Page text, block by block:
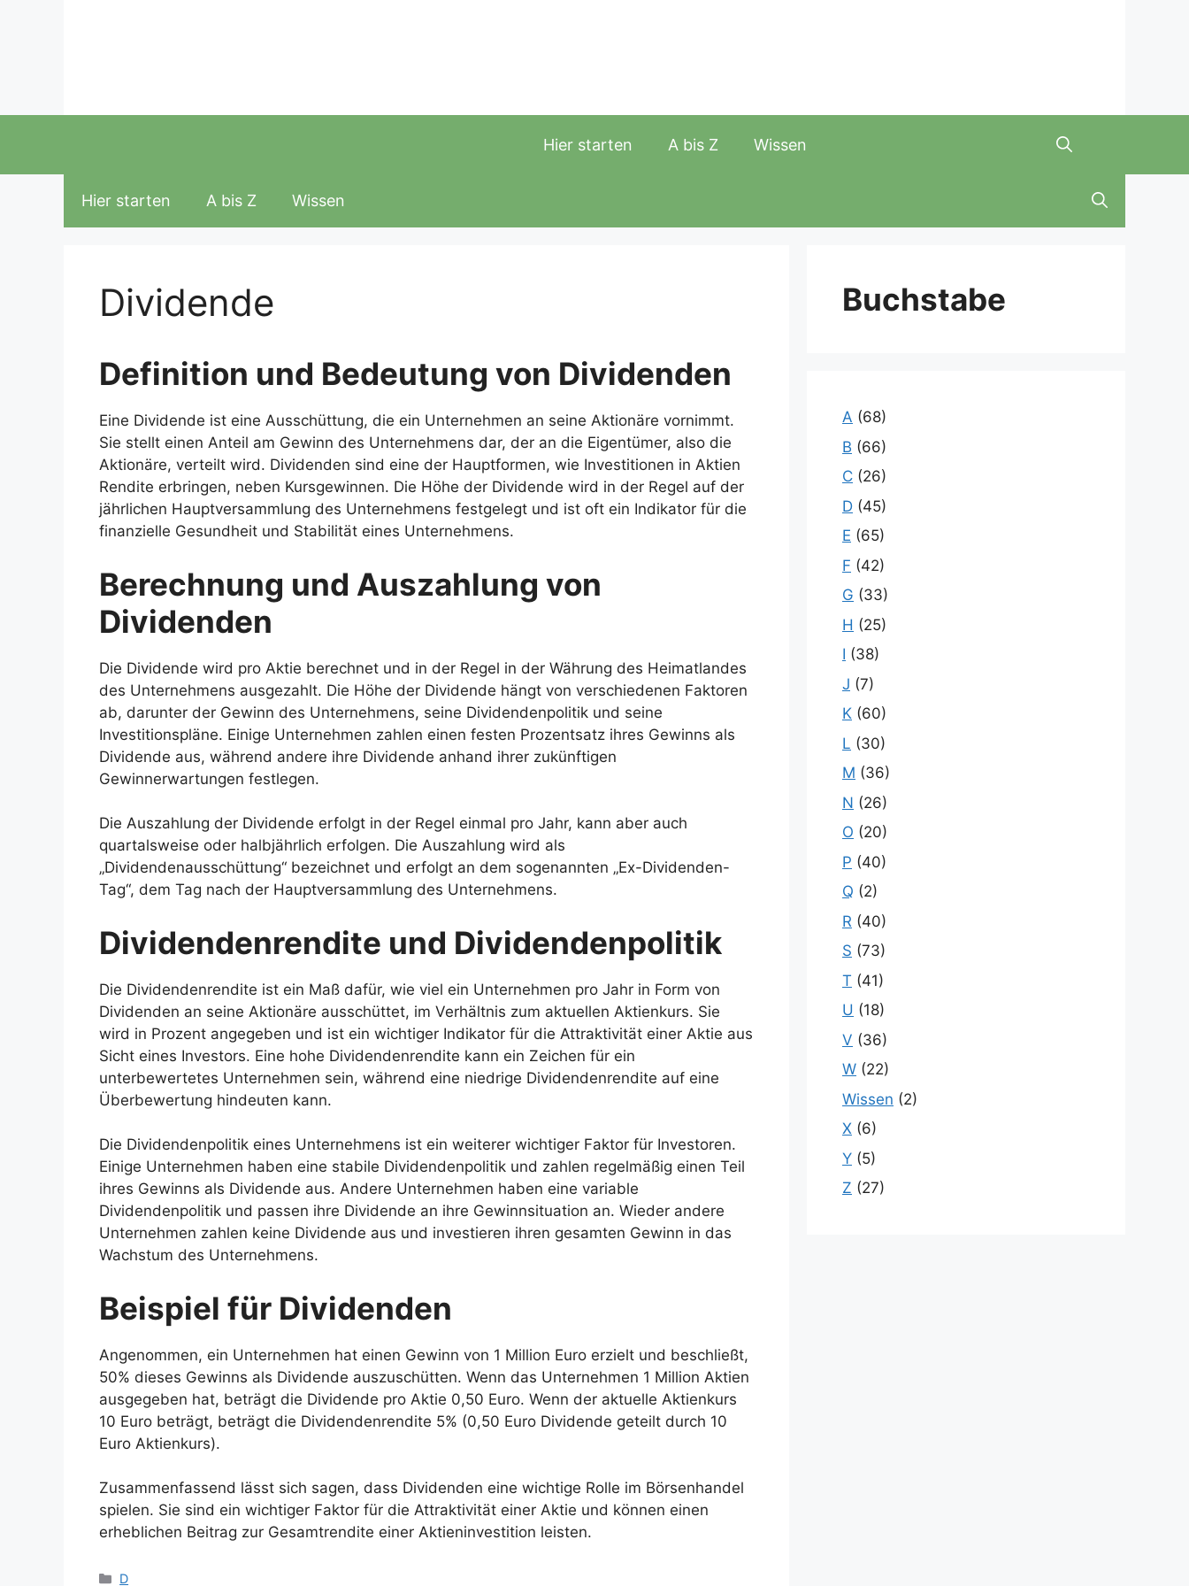
Hier starten A bis Z Wissen
Hier starten A bis Z Wissen
Dividende
Definition und Bedeutung von Dividenden
Eine Dividende ist eine Ausschüttung, die ein Unternehmen an seine Aktionäre vornimmt.
Sie stellt einen Anteil am Gewinn des Unternehmens dar, der an die Eigentümer, also die
Aktionäre, verteilt wird. Dividenden sind eine der Hauptformen, wie Investitionen in Aktien
Rendite erbringen, neben Kursgewinnen. Die Höhe der Dividende wird in der Regel auf der
jährlichen Hauptversammlung des Unternehmens festgelegt und ist oft ein Indikator für die
finanzielle Gesundheit und Stabilität eines Unternehmens.
Berechnung und Auszahlung von
Dividenden
Die Dividende wird pro Aktie berechnet und in der Regel in der Währung des Heimatlandes
des Unternehmens ausgezahlt. Die Höhe der Dividende hängt von verschiedenen Faktoren
ab, darunter der Gewinn des Unternehmens, seine Dividendenpolitik und seine
Investitionspläne. Einige Unternehmen zahlen einen festen Prozentsatz ihres Gewinns als
Dividende aus, während andere ihre Dividende anhand ihrer zukünftigen
Gewinnerwartungen festlegen.
Die Auszahlung der Dividende erfolgt in der Regel einmal pro Jahr, kann aber auch
quartalsweise oder halbjährlich erfolgen. Die Auszahlung wird als
„Dividendenausschüttung“ bezeichnet und erfolgt an dem sogenannten „Ex-Dividenden-
Tag“, dem Tag nach der Hauptversammlung des Unternehmens.
Dividendenrendite und Dividendenpolitik
Die Dividendenrendite ist ein Maß dafür, wie viel ein Unternehmen pro Jahr in Form von
Dividenden an seine Aktionäre ausschüttet, im Verhältnis zum aktuellen Aktienkurs. Sie
wird in Prozent angegeben und ist ein wichtiger Indikator für die Attraktivität einer Aktie aus
Sicht eines Investors. Eine hohe Dividendenrendite kann ein Zeichen für ein
unterbewertetes Unternehmen sein, während eine niedrige Dividendenrendite auf eine
Überbewertung hindeuten kann.
Die Dividendenpolitik eines Unternehmens ist ein weiterer wichtiger Faktor für Investoren.
Einige Unternehmen haben eine stabile Dividendenpolitik und zahlen regelmäßig einen Teil
ihres Gewinns als Dividende aus. Andere Unternehmen haben eine variable
Dividendenpolitik und passen ihre Dividende an ihre Gewinnsituation an. Wieder andere
Unternehmen zahlen keine Dividende aus und investieren ihren gesamten Gewinn in das
Wachstum des Unternehmens.
Beispiel für Dividenden
Angenommen, ein Unternehmen hat einen Gewinn von 1 Million Euro erzielt und beschließt,
50% dieses Gewinns als Dividende auszuschütten. Wenn das Unternehmen 1 Million Aktien
ausgegeben hat, beträgt die Dividende pro Aktie 0,50 Euro. Wenn der aktuelle Aktienkurs
10 Euro beträgt, beträgt die Dividendenrendite 5% (0,50 Euro Dividende geteilt durch 10
Euro Aktienkurs).
Zusammenfassend lässt sich sagen, dass Dividenden eine wichtige Rolle im Börsenhandel
spielen. Sie sind ein wichtiger Faktor für die Attraktivität einer Aktie und können einen
erheblichen Beitrag zur Gesamtrendite einer Aktieninvestition leisten.
Kategorien
D
Buchstabe
A (68)
B (66)
C (26)
D (45)
E (65)
F (42)
G (33)
H (25)
I (38)
J (7)
K (60)
L (30)
M (36)
N (26)
O (20)
P (40)
Q (2)
R (40)
S (73)
T (41)
U (18)
V (36)
W (22)
Wissen (2)
X (6)
Y (5)
Z (27)